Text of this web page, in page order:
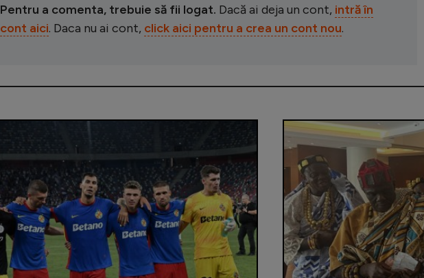
Pentru a comenta, trebuie să fii logat. Dacă ai deja un cont, intră în
cont aici. Daca nu ai cont, click aici pentru a crea un cont nou.